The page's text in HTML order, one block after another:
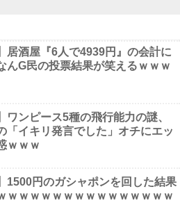
効果あるか？他 NEW!
で脳腫瘍手術→“腫瘍の無い部位”を
るも続行、脳幹損傷で“植物状態”に
至高だよなｗｗｗ
レ.●プシーン、今見るとアウトすぎ
RSS
居酒屋『6人で4939円』の会計に
G民の投票結果が笑えるｗｗｗ
ワンピース5種の飛行能力の謎、
「イキリ発言でした」オチにエッ
ｗｗｗ
1500円のガシャポンを回した結果
ｗｗｗｗｗｗｗｗｗｗｗｗｗｗｗ